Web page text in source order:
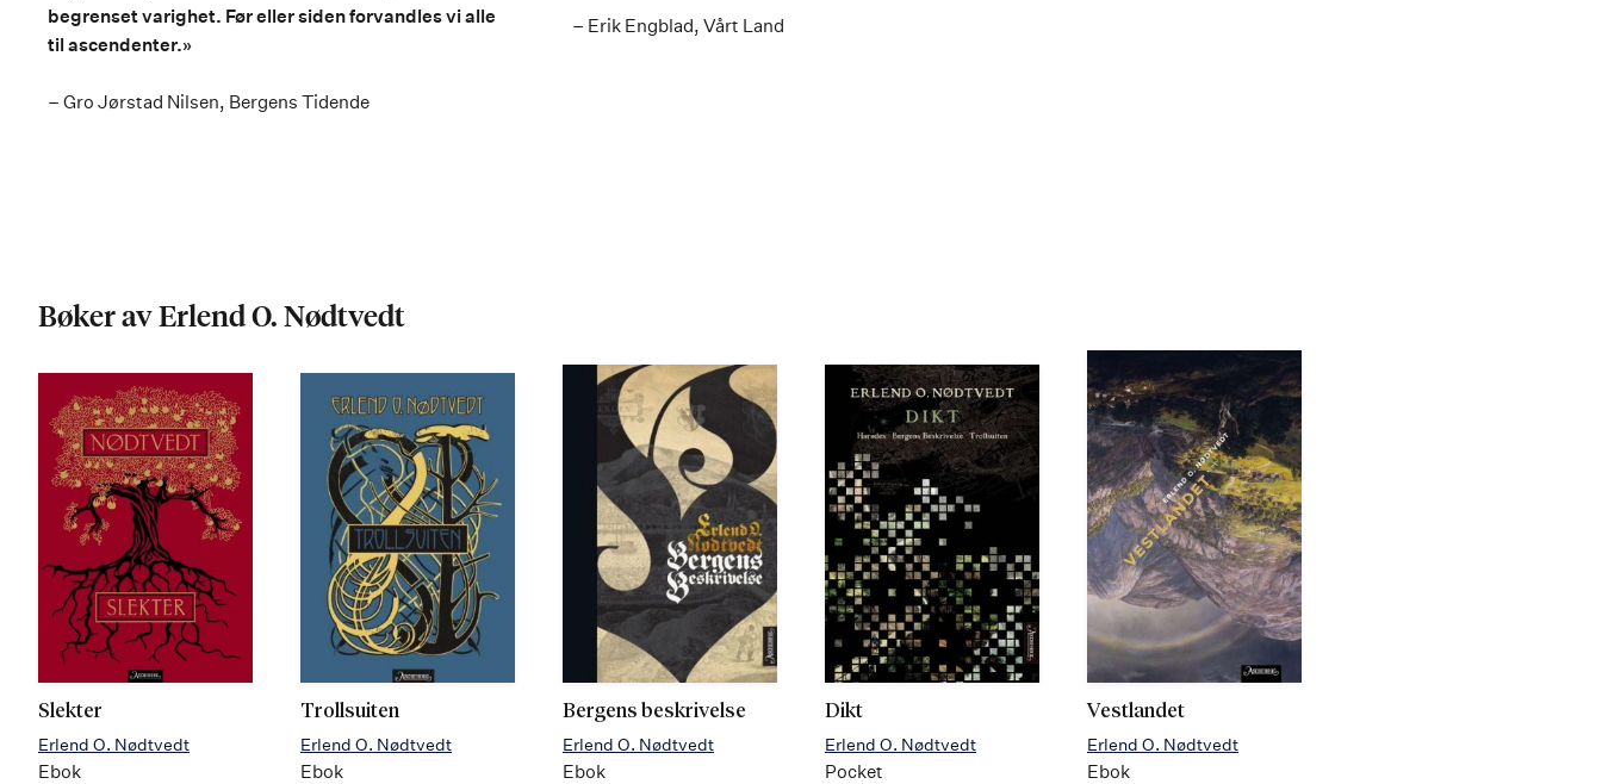
begrenset varighet. Før eller siden forvandles vi alle
til ascendenter.»
– Gro Jørstad Nilsen, Bergens Tidende
– Erik Engblad, Vårt Land
Bøker av Erlend O. Nødtvedt
Slekter
Erlend O. Nødtvedt
Ebok
Trollsuiten
Erlend O. Nødtvedt
Ebok
Bergens beskrivelse
Erlend O. Nødtvedt
Ebok
Dikt
Erlend O. Nødtvedt
Pocket
Vestlandet
Erlend O. Nødtvedt
Ebok